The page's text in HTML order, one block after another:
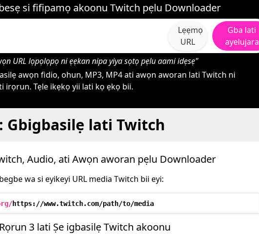
si fifipamọ akoonu Twitch pẹlu Downloader
Lẹẹmọ
URL
Gba lati
ayelujara
URL lọpọlọpọ ni ẹẹkan nipa yiya sọtọ pẹlu aami idẹsẹ"
awọn fidio, ohun, MP3, MP4 ati awọn aworan lati Twitch ni
irọrun. Tẹle ikẹkọ yii lati kọ ẹkọ bii.
Gbigbasilẹ lati Twitch
Audio, ati Awọn aworan pẹlu Downloader
wa si eyikeyi URL media Twitch bii eyi:
https://www.twitch.com/path/to/media
3 lati Ṣe igbasilẹ Twitch akoonu